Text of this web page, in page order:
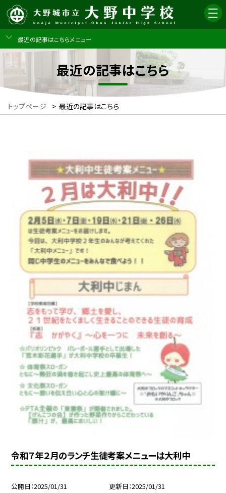
最近の記事はこちらメニュー
最近の記事はこちら
トップページ > 最近の記事はこちら
令和７年２月のランチ生徒考案メニューは大利中
公開日 2025/01/31 更新日 2025/01/31